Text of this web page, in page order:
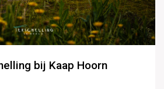
bij Kaap Hoorn